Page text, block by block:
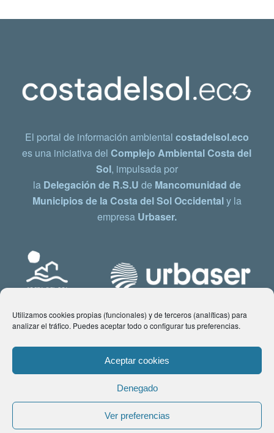
Utilizamos cookies propias (funcionales) y de terceros (analíticas) para
analizar el tráfico. Puedes aceptar todo o configurar tus preferencias.
Aceptar cookies
Denegado
Ver preferencias
El portal de información ambiental costadelsol.eco
es una iniciativa delComplejo Ambiental Costa del
Sol, impulsada por
la Delegación de R.S.U de Mancomunidad de
Municipios de la Costa del Sol Occidentaly la
empresa Urbaser.
© Copyright 2021 www.costadelsol.eco. Todos los derechos reservados |
Aviso legal|Política de privacidad|Política de Cookies| Contacto: